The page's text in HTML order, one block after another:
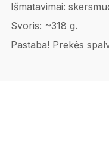
Išmatavimai:
Svoris: ~318 g.
Pastaba! Prekės